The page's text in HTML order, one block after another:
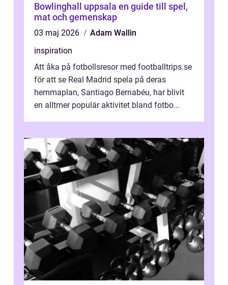
Bowlinghall uppsala en guide till spel,
mat och gemenskap
03 maj 2026
Adam Wallin
inspiration
Att åka på fotbollsresor med footballtrips.se
för att se Real Madrid spela på deras
hemmaplan, Santiago Bernabéu, har blivit
en alltmer populär aktivitet bland fotbo...